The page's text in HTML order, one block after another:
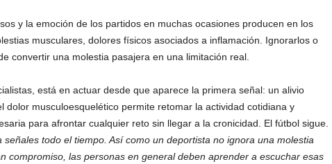
y la emoción de los partidos en muchas ocasiones producen en los
musculares, dolores físicos asociados a inflamación. Ignorarlos o
convertir una molestia pasajera en una limitación real.
está en actuar desde que aparece la primera señal: un alivio
dolor musculoesquelético permite retomar la actividad cotidiana y
para afrontar cualquier reto sin llegar a la cronicidad. El fútbol sigue.
señales todo el tiempo. Así como un deportista no ignora una molestia
compromiso, las personas en general deben aprender a escuchar esas